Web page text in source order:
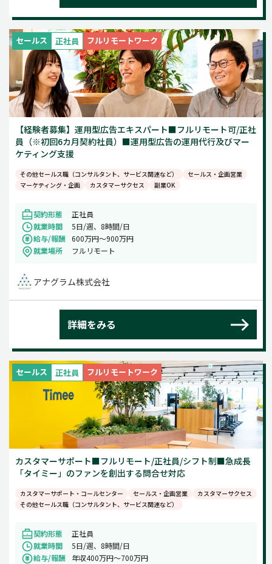
セールス 正社員 フルリモートワーク
【経験者募集】運用型広告エキスパート■フルリモート可/正社
員（※初回6カ月契約社員）■運用型広告の運用代行及びマー
ケティング支援
その他セールス職（コンサルタント、サービス関連など）
セールス・企画営業
マーケティング・企画
カスタマーサクセス 副業OK
契約形態
正社員
就業時間
5日/週、8時間/日
給与/報酬 600万円〜900万円
就業場所
フルリモート
アナグラム株式会社
詳細をみる
セールス 正社員 フルリモートワーク
カスタマーサポート■フルリモート/正社員/シフト制■急成長
「タイミー」のファンを創出する問合せ対応
カスタマーサポート・コールセンター セールス・企画営業
カスタマーサクセス
その他セールス職（コンサルタント、サービス関連など）
契約形態
正社員
就業時間
5日/週、8時間/日
給与/報酬
年収400万円～700万円